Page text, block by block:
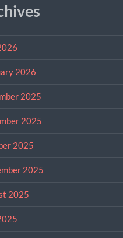
2026
2025
2025
2025
2025
2025